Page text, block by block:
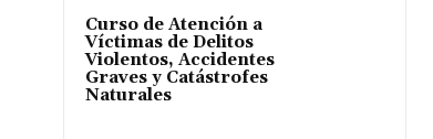
Curso de Atención a
Víctimas de Delitos
Violentos, Accidentes
Graves y Catástrofes
Naturales